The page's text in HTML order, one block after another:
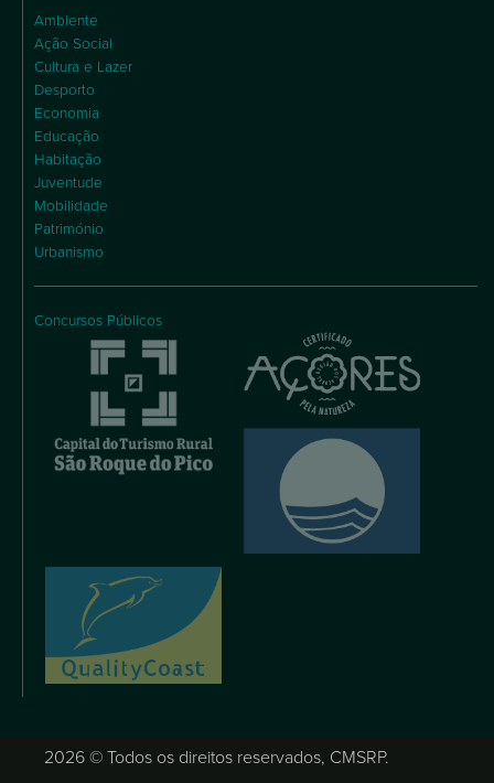
Ambiente
Ação Social
Cultura e Lazer
Desporto
Economia
Educação
Habitação
Juventude
Mobilidade
Património
Urbanismo
Concursos Públicos
2026 © Todos os direitos reservados, CMSRP.